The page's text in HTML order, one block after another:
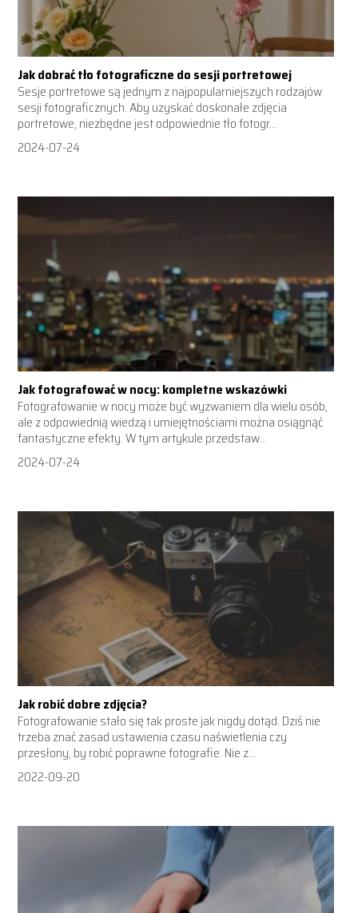
Jak dobrać tło fotograficzne do sesji portretowej
Sesje portretowe są jednym z najpopularniejszych rodzajów
sesji fotograficznych. Aby uzyskać doskonałe zdjęcia
portretowe, niezbędne jest odpowiednie tło fotogr...
2024-07-24
Jak fotografować w nocy: kompletne wskazówki
Fotografowanie w nocy może być wyzwaniem dla wielu osób,
ale z odpowiednią wiedzą i umiejętnościami można osiągnąć
fantastyczne efekty. W tym artykule przedstaw...
2024-07-24
Jak robić dobre zdjęcia?
Fotografowanie stało się tak proste jak nigdy dotąd. Dziś nie
trzeba znać zasad ustawienia czasu naświetlenia czy
przesłony, by robić poprawne fotografie. Nie z...
2022-09-20